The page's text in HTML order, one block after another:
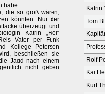
habe.
die so groß wären,
könnten. Nur der
überzeugt und
Katrin „Rei“
Vater per Funk
Kollege Petersen
beschließen sie
Jagd nach einem
nicht geben
Katrin
Tom
Rolf
Kai
Kurt